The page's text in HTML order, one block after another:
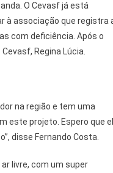
O Cevasf já está
à associação que registra
com deficiência. Após o
Regina Lúcia.
na região e tem uma
este projeto. Espero que
disse Fernando Costa.
livre, com um super